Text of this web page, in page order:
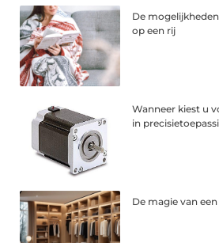
De
op een rij
Wanneer kiest u
in
De magie van